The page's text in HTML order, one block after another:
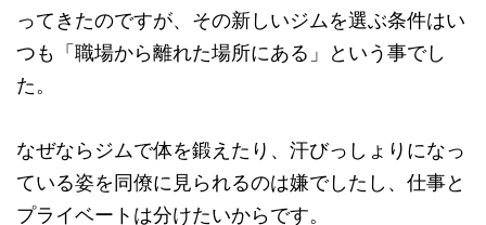
ってきたのですが、その新しいジムを選ぶ条件はい
つも「職場から離れた場所にある」という事でし
た。
なぜならジムで体を鍛えたり、汗びっしょりになっ
ている姿を同僚に見られるのは嫌でしたし、仕事と
プライベートは分けたいからです。